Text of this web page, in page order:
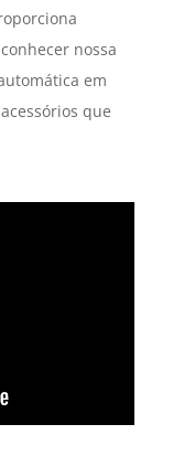
nossa
em
que